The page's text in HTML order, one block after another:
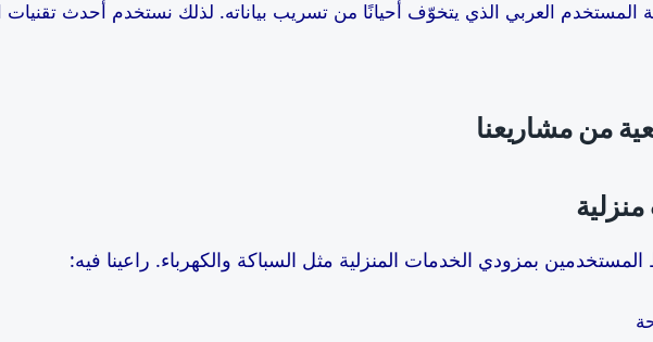
العربي الذي يتخوّف أحيانًا من تسريب بياناته. لذلك نستخدم أحدث تقنيات
من مشاريعنا
بمزودي الخدمات المنزلية مثل السباكة والكهرباء. راعينا فيه: